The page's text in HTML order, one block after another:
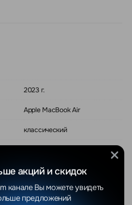
2023 г.
Apple MacBook Air
классический
Apple Silicon (2022)
Apple M2
акций и скидок
канале Вы можете увидеть
предложений